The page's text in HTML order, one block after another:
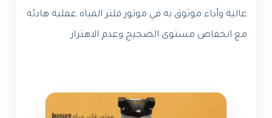
عالية وأداء موثوق به في موتور فلتر المياه.عملية هادئة
مع انخفاض مستوى الضجيج وعدم الاهتزاز